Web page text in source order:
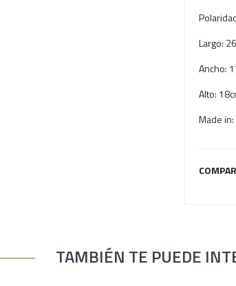
Largo:
Ancho:
Alto:
Made
TAMBIÉN TE PUEDE